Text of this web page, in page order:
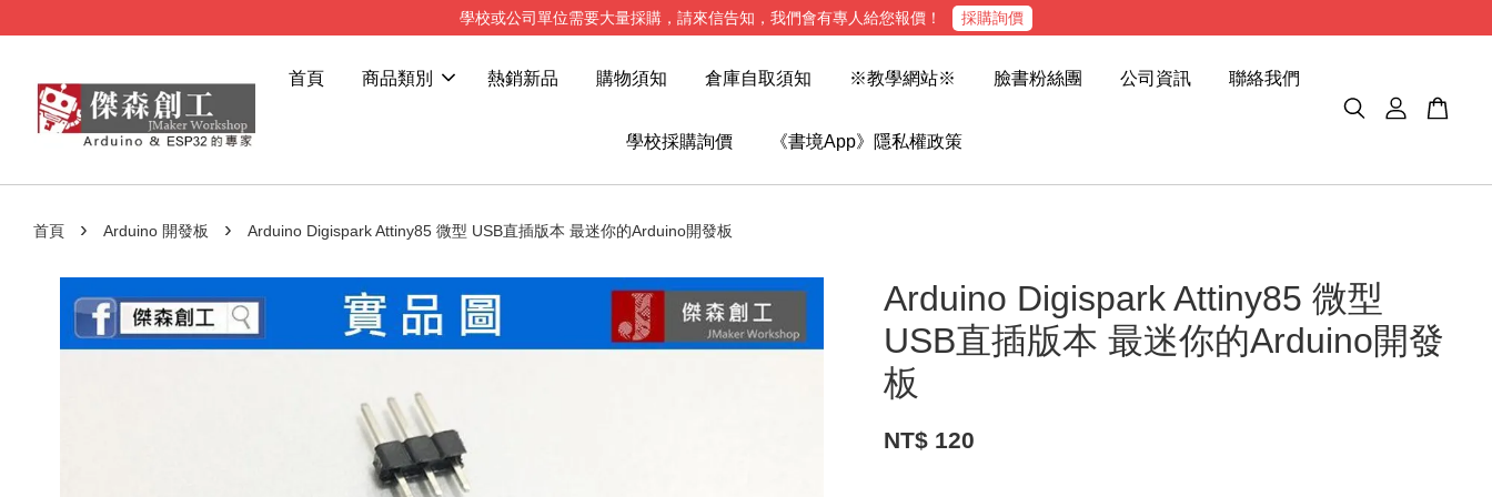
學校或公司單位需要大量採購，請來信告知，我們會有專人給您報價！ 採購詢價
首頁 商品類別 熱銷新品 購物須知 倉庫自取須知 ※教學網站※ 臉書粉絲團 公司資訊 聯絡我們
學校採購詢價 《書境App》隱私權政策
首頁 › Arduino 開發板 › Arduino Digispark Attiny85 微型 USB直插版本 最迷你的Arduino開發板
Arduino Digispark Attiny85 微型
USB直插版本 最迷你的Arduino開發
板
NT$ 120